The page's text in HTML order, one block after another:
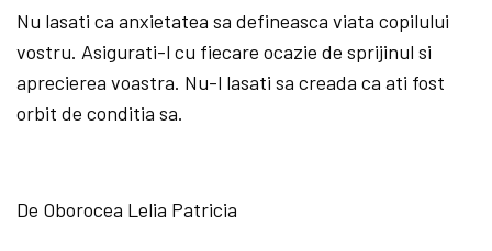
Nu lasati ca anxietatea sa defineasca viata copilului
vostru. Asigurati-l cu fiecare ocazie de sprijinul si
aprecierea voastra. Nu-l lasati sa creada ca ati fost
orbit de conditia sa.
De Oborocea Lelia Patricia